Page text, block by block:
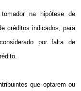
na hipótese de
créditos indicados, para
por falta de
que optarem ou